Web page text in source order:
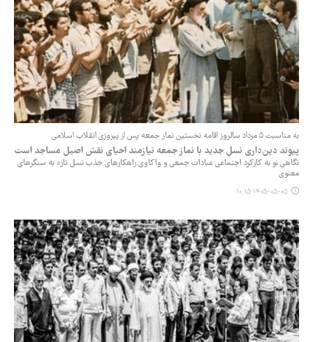
به مناسبت ۵ مرداد سالروز اقامه نخستین نماز جمعه پس از پیروزی انقلاب اسلامی
‏پیوند دین‌داری نسل جدید با نماز جمعه نیازمند احیای نقش اصیل مساجد است
نگاهی نو به کارکرد اجتماعی عبادات جمعی و واکاوی راهکارهای جذب نسل تازه به سنگرهای
معنوی
۱۴۰۵-۰۵-۰۵ ۱۰:۱۵